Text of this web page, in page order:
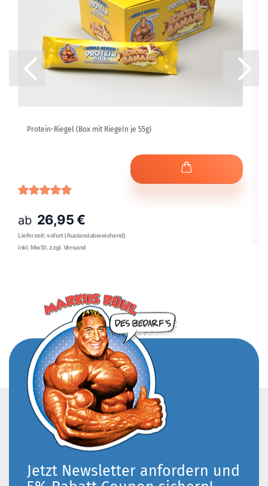
Protein-Riegel (Box mit Riegeln je 55g)
ab 26,95 €
Jetzt Newsletter anfordern und